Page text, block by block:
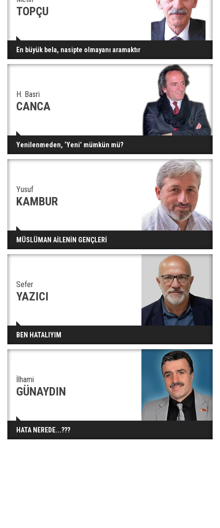
TOPÇU
En büyük bela, nasipte olmayanı aramaktır
H. Basri
CANCA
Yenilenmeden, ‘Yeni’ mümkün mü?
Yusuf
KAMBUR
MÜSLÜMAN AİLENİN GENÇLERİ
Sefer
YAZICI
BEN HATALIYIM
İlhami
GÜNAYDIN
HATA NEREDE...???